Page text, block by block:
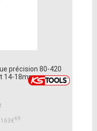
précision 80-420
14-18mm
69